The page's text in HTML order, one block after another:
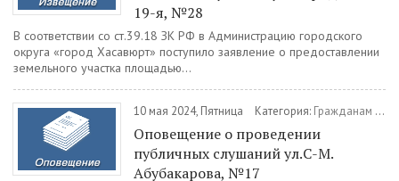
19-я, №28
В соответствии со ст.39.18 ЗК РФ в Администрацию городского
округа «город Хасавюрт» поступило заявление о предоставлении
земельного участка площадью...
10 мая 2024, Пятница Категория: Гражданам
Оповещение о проведении
публичных слушаний ул.С-М.
Абубакарова, №17